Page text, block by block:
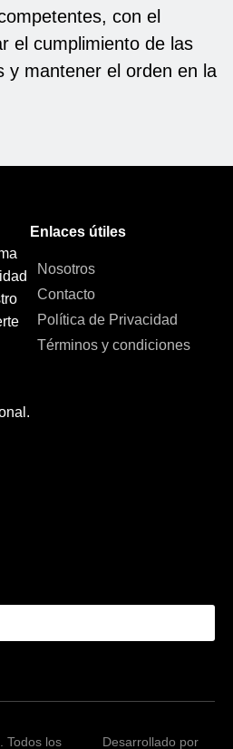
con el
el cumplimiento de las
y mantener el orden en la
Enlaces útiles
Nosotros
Contacto
Política de Privacidad
Términos y condiciones
Todos los
Desarrollado por